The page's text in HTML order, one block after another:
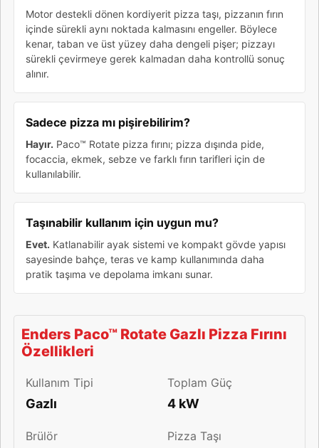
Motor destekli dönen kordiyerit pizza taşı, pizzanın fırın
içinde sürekli aynı noktada kalmasını engeller. Böylece
kenar, taban ve üst yüzey daha dengeli pişer; pizzayı
sürekli çevirmeye gerek kalmadan daha kontrollü sonuç
alınır.
Sadece pizza mı pişirebilirim?
Hayır. Paco™ Rotate pizza fırını; pizza dışında pide,
focaccia, ekmek, sebze ve farklı fırın tarifleri için de
kullanılabilir.
Taşınabilir kullanım için uygun mu?
Evet. Katlanabilir ayak sistemi ve kompakt gövde yapısı
sayesinde bahçe, teras ve kamp kullanımında daha
pratik taşıma ve depolama imkanı sunar.
Enders Paco™ Rotate Gazlı Pizza Fırını
Özellikleri
Kullanım Tipi
Gazlı
Toplam Güç
4 kW
Brülör Pizza Taşı